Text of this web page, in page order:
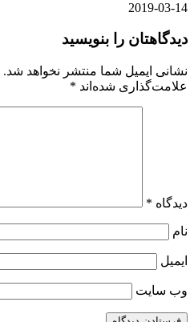
2019-03-14
دیدگاهتان را بنویسید
نشانی ایمیل شما منتشر نخواهد شد.
علامت‌گذاری شده‌اند *
دیدگاه *
نام
ایمیل
وب‌ سایت